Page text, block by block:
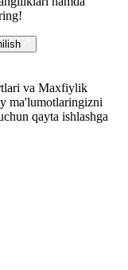
va Maxfiylik
ma'lumotlaringizni
qayta ishlashga